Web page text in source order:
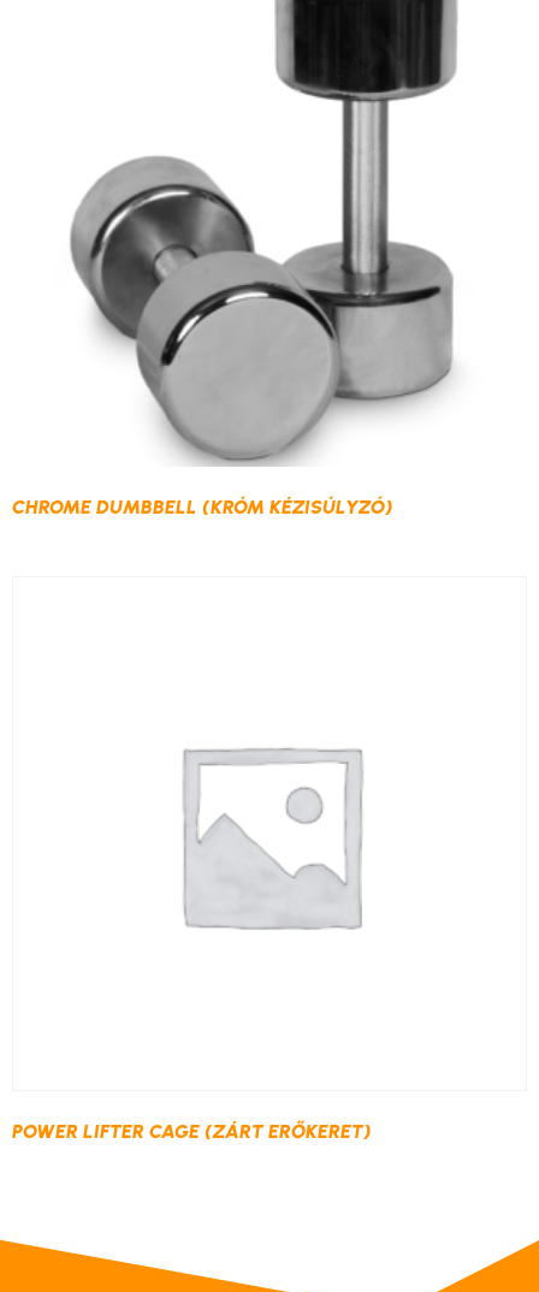
CHROME DUMBBELL (KRÓM KÉZISÚLYZÓ)
POWER LIFTER CAGE (ZÁRT ERŐKERET)